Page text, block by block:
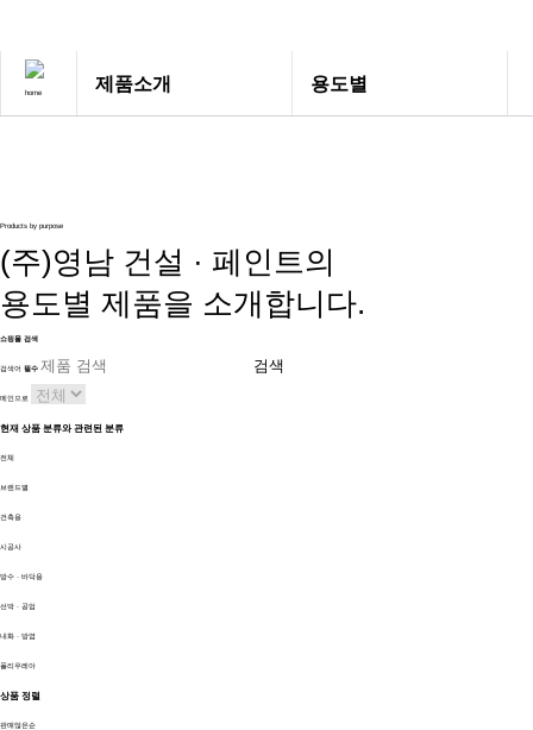
제품소개
제품소개
공사실적
고객지원
용도별
Products by purpose
(주)영남 건설 · 페인트의
용도별 제품을 소개합니다.
쇼핑몰 검색
검색어 필수 검색
메인으로
현재 상품 분류와 관련된 분류
전체
브랜드별
건축용
시공사
방수 · 바닥용
선박 · 공업
내화 · 방염
폴리우레아
상품 정렬
판매많은순